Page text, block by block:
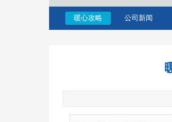
暖心攻略 公司新闻